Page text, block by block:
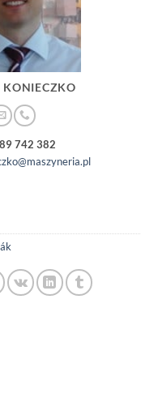
KONIECZKO
742 382